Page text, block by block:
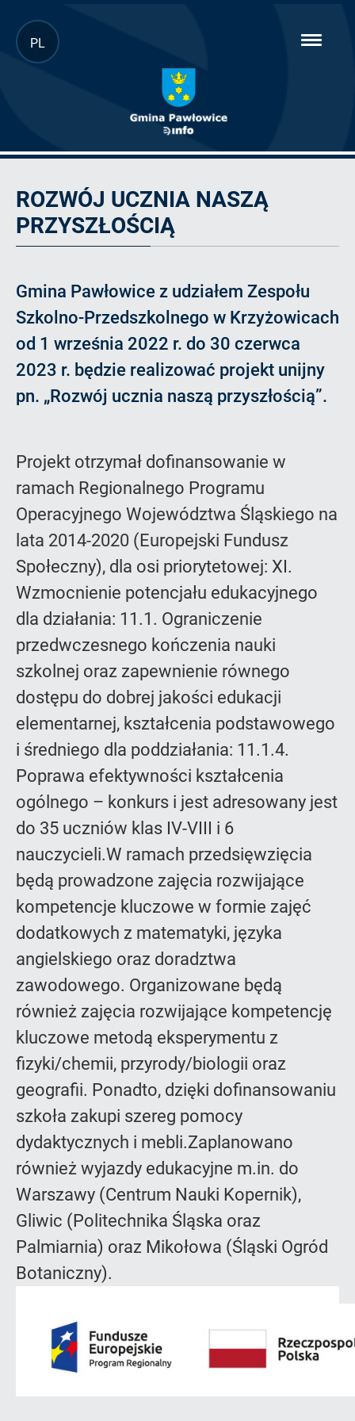
Przejdź
do
PL
ROZWÓJ UCZNIA NASZĄ
PRZYSZŁOŚCIĄ
Gmina Pawłowice z udziałem Zespołu
Szkolno-Przedszkolnego w Krzyżowicach
od 1 września 2022 r. do 30 czerwca
2023 r. będzie realizować projekt unijny
pn. „Rozwój ucznia naszą przyszłością”.
Projekt otrzymał dofinansowanie w
ramach Regionalnego Programu
Operacyjnego Województwa Śląskiego na
lata 2014-2020 (Europejski Fundusz
Społeczny), dla osi priorytetowej: XI.
Wzmocnienie potencjału edukacyjnego
dla działania: 11.1. Ograniczenie
przedwczesnego kończenia nauki
szkolnej oraz zapewnienie równego
dostępu do dobrej jakości edukacji
elementarnej, kształcenia podstawowego
i średniego dla poddziałania: 11.1.4.
Poprawa efektywności kształcenia
ogólnego – konkurs i jest adresowany jest
do 35 uczniów klas IV-VIII i 6
nauczycieli.W ramach przedsięwzięcia
będą prowadzone zajęcia rozwijające
kompetencje kluczowe w formie zajęć
dodatkowych z matematyki, języka
angielskiego oraz doradztwa
zawodowego. Organizowane będą
również zajęcia rozwijające kompetencję
kluczowe metodą eksperymentu z
fizyki/chemii, przyrody/biologii oraz
geografii. Ponadto, dzięki dofinansowaniu
szkoła zakupi szereg pomocy
dydaktycznych i mebli.Zaplanowano
również wyjazdy edukacyjne m.in. do
Warszawy (Centrum Nauki Kopernik),
Gliwic (Politechnika Śląska oraz
Palmiarnia) oraz Mikołowa (Śląski Ogród
Botaniczny).